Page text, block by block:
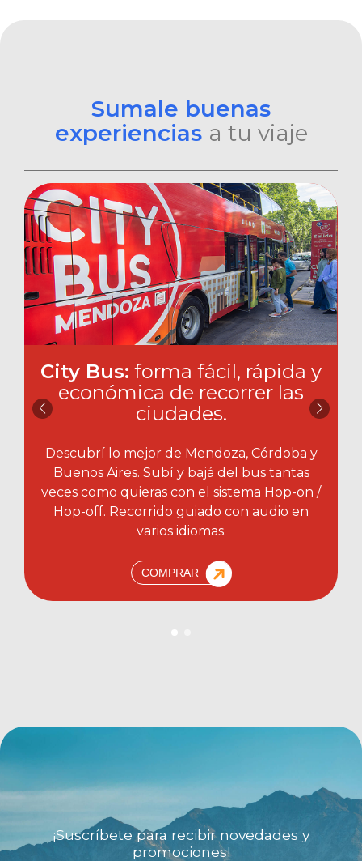
Sumale buenas
experiencias a tu viaje
City Bus: forma fácil, rápida y
económica de recorrer las
ciudades.​
Descubrí lo mejor de Mendoza, Córdoba y
Buenos Aires. Subí y bajá del bus tantas
veces como quieras con el sistema Hop-on /
Hop-off. Recorrido guiado con audio en
varios idiomas.
COMPRAR
¡Suscríbete para recibir novedades y
promociones!